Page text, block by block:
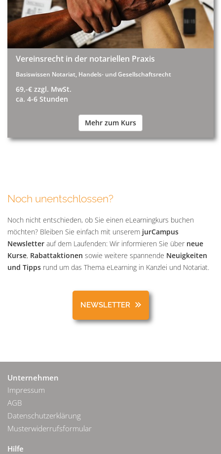
Vereinsrecht in der notariellen Praxis
Basiswissen Notariat, Handels- und Gesellschaftsrecht
69,-€ zzgl. MwSt.
ca. 4-6 Stunden
Mehr zum Kurs
Noch unentschlossen?
Noch nicht entschieden, ob Sie einen eLearningkurs buchen
möchten? Bleiben Sie einfach mit unserem jurCampus
Newsletter auf dem Laufenden: Wir informieren Sie über neue
Kurse, Rabattaktionen sowie weitere spannende Neuigkeiten
und Tipps rund um das Thema eLearning in Kanzlei und Notariat.
NEWSLETTER
Unternehmen
Impressum
AGB
Datenschutzerklärung
Musterwiderrufsformular
Hilfe